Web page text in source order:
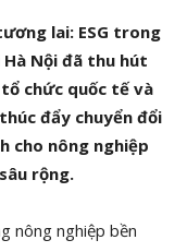
lai: ESG trong
Nội đã thu hút
chức quốc tế và
đẩy chuyển đổi
cho nông nghiệp
rộng.